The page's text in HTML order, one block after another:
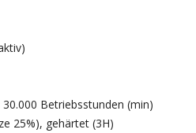
30.000 Betriebsstunden (min)
25%), gehärtet (3H)